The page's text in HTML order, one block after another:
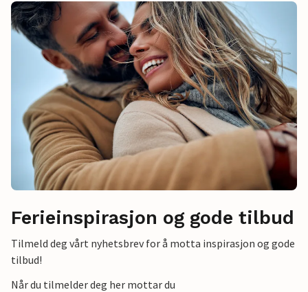
Ferieinspirasjon og gode tilbud
Tilmeld deg vårt nyhetsbrev for å motta inspirasjon og gode
tilbud!
Når du tilmelder deg her mottar du